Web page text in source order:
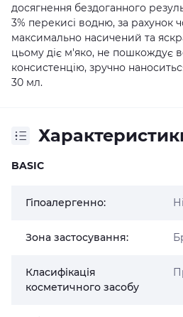
досягнення бездоганного
3% перекисі водню, за рахунок
максимально насичений та
цьому діє м'яко, не пошкождує
консистенцію, зручно
30 мл.
BASIC
Гіпоалергенно: Ні
Зона застосування:
Класифікація
косметичного засобу